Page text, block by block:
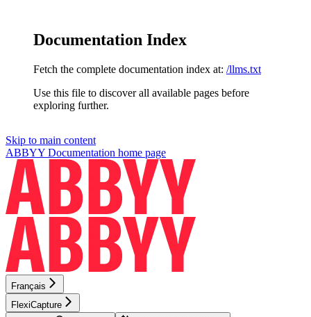
Documentation Index
Fetch the complete documentation index at: /llms.txt
Use this file to discover all available pages before
exploring further.
Skip to main content
ABBYY Documentation home page
Français
FlexiCapture